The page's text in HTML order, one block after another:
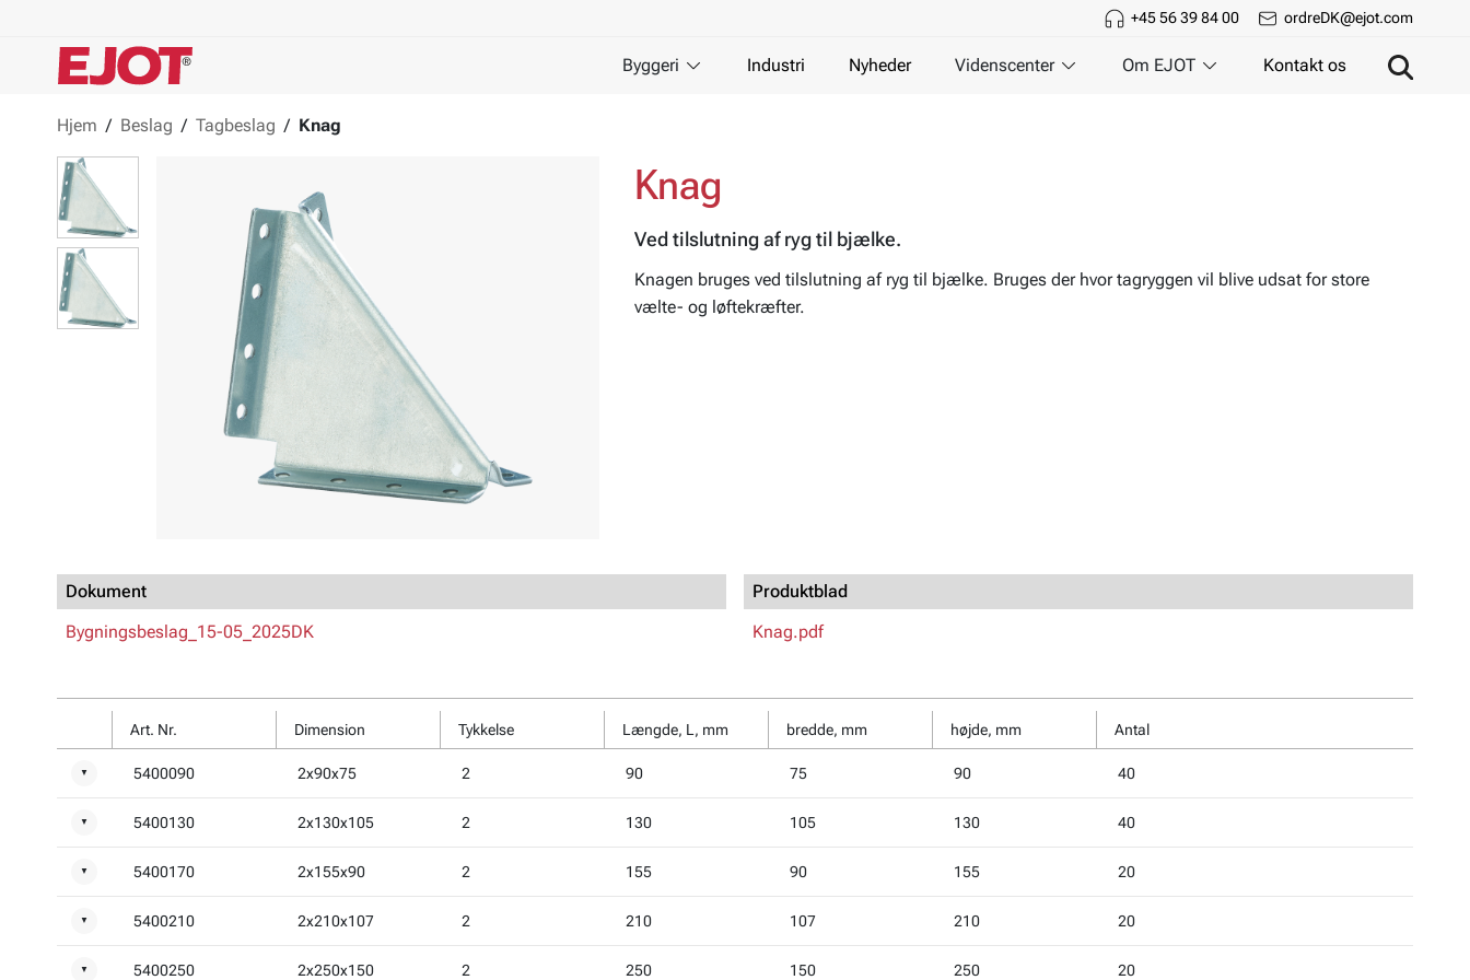
+45 56 39 84 00 ordreDK@ejot.com
Byggeri Industri Nyheder Videnscenter Om EJOT Kontakt os
Hjem / Beslag / Tagbeslag / Knag
Knag
Ved tilslutning af ryg til bjælke.
Knagen bruges ved tilslutning af ryg til bjælke. Bruges der hvor tagryggen vil blive udsat for store
vælte- og løftekræfter.
Dokument
Bygningsbeslag_15-05_2025DK
Produktblad
Knag.pdf
Art. Nr. Dimension Tykkelse Længde, L, mm bredde, mm højde, mm Antal
▼ 5400090 2x90x75 2 90 75 90 40
▼ 5400130 2x130x105 2 130 105 130 40
▼ 5400170 2x155x90 2 155 90 155 20
▼ 5400210 2x210x107 2 210 107 210 20
▼ 5400250 2x250x150 2 250 150 250 20